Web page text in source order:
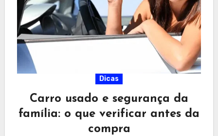
Dicas
Carro usado e segurança da
família: o que verificar antes da
compra